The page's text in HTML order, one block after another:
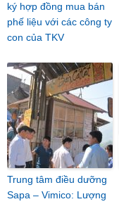
ký hợp đồng mua bán
phế liệu với các công ty
con của TKV
Trung tâm điều dưỡng
Sapa – Vimico: Lượng